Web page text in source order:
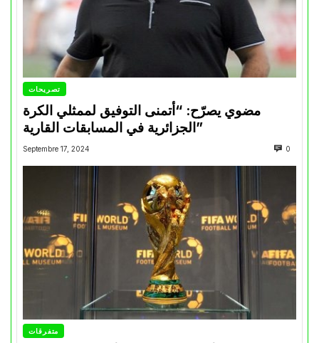
تصريحات
مضوي يصرّح: “أتمنى التوفيق لممثلي الكرة
الجزائرية في المسابقات القارية”
Septembre 17, 2024 0
متفرقات